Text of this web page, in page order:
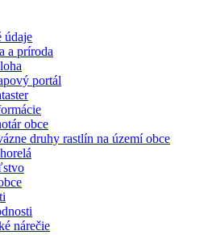
údaje
a príroda
portál
obce
druhy rastlín na území obce
nárečie